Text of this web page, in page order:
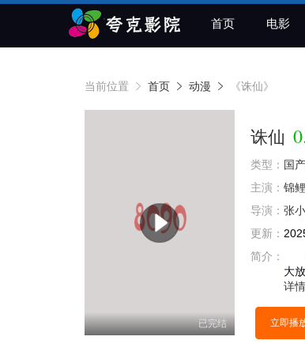
首页 电影
当前位置 首页 动漫 《诛仙》
已完结
诛仙
类型： 国
主演： 锦鲤
导演： 张
更新：
简介：
一
大
详情
立即播